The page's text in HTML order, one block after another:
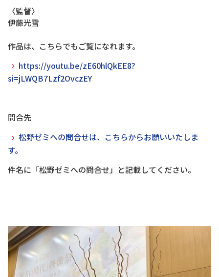
〈監督〉
伊藤光雪
作品は、こちらでもご覧になれます。
https://youtu.be/zE60hlQkEE8?
si=jLWQB7Lzf2OvczEY
問合先
松野ゼミへの問合せは、こちらからお願いいたしま
す。
件名に「松野ゼミへの問合せ」と記載してください。